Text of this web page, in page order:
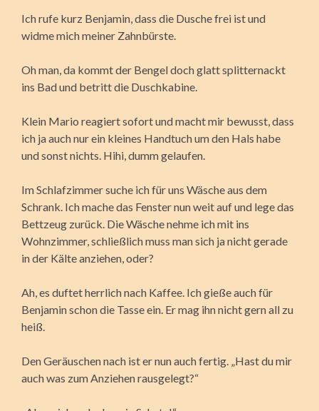
Ich rufe kurz Benjamin, dass die Dusche frei ist und
widme mich meiner Zahnbürste.
Oh man, da kommt der Bengel doch glatt splitternackt
ins Bad und betritt die Duschkabine.
Klein Mario reagiert sofort und macht mir bewusst, dass
ich ja auch nur ein kleines Handtuch um den Hals habe
und sonst nichts. Hihi, dumm gelaufen.
Im Schlafzimmer suche ich für uns Wäsche aus dem
Schrank. Ich mache das Fenster nun weit auf und lege das
Bettzeug zurück. Die Wäsche nehme ich mit ins
Wohnzimmer, schließlich muss man sich ja nicht gerade
in der Kälte anziehen, oder?
Ah, es duftet herrlich nach Kaffee. Ich gieße auch für
Benjamin schon die Tasse ein. Er mag ihn nicht gern all zu
heiß.
Den Geräuschen nach ist er nun auch fertig. „Hast du mir
auch was zum Anziehen rausgelegt?“